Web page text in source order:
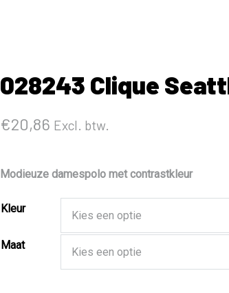
028243 Clique
€20,86 Excl. btw.
Modieuze damespolo met contrastkleur
Kleur
Maat